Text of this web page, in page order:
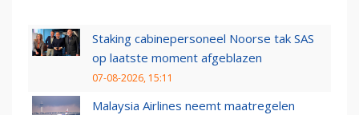
Staking cabinepersoneel Noorse tak SAS
op laatste moment afgeblazen
07-08-2026, 15:11
Malaysia Airlines neemt maatregelen